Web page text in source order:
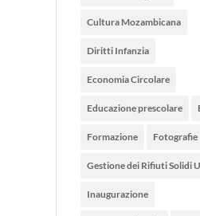
Cultura Mozambicana
Diritti Infanzia
Economia Circolare
Educazione prescolare
Formazione Fotografie
Gestione dei Rifiuti Solidi
Inaugurazione